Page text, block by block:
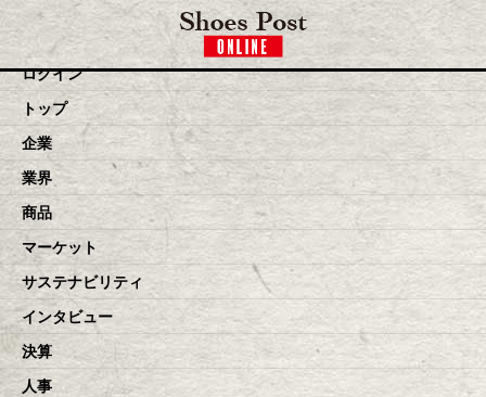
toggle navigation
ログイン
トップ
企業
業界
商品
マーケット
サステナビリティ
インタビュー
決算
人事